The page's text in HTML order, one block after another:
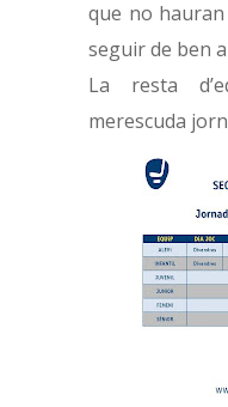
que no
seguir de ben
La resta
merescuda